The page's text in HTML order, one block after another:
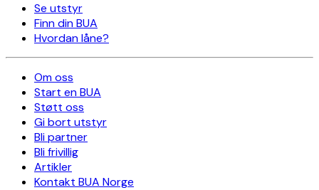
Se utstyr
Finn din BUA
Hvordan låne?
Om oss
Start en BUA
Støtt oss
Gi bort utstyr
Bli partner
Bli frivillig
Artikler
Kontakt BUA Norge